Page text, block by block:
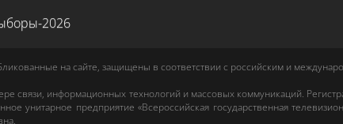
2026
на сайте, защищены в соответствии с российским и
связи, информационных технологий и массовых коммуникаций.
унитарное предприятие «Всероссийская государственная
.